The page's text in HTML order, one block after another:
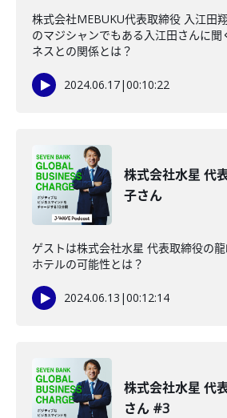
株式会社MEBUKU代表取締役 入江田
のマジシャンでもある入江田さんに聞
ネスとの関係とは？
2024.06.17|00:10:22
株式会社水星 代
子さん
ゲストは株式会社水星 代表取締役の龍
ホテルの可能性とは？
2024.06.13 |00:12:14
株式会社水星 代
さん #3